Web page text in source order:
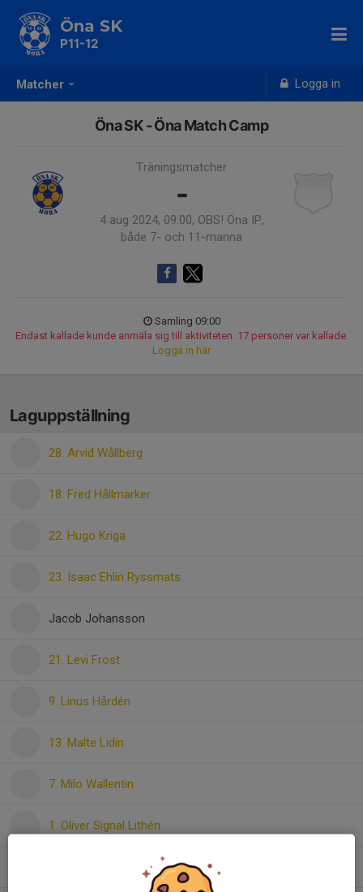
Matcher Logga in
Öna SK
P11-12
Öna SK - Öna Match Camp
Träningsmatcher
-
4 aug 2024, 09:00, OBS! Öna IP,
både 7- och 11-manna
Samling 09:00
Endast kallade kunde anmäla sig till aktiviteten. 17 personer var kallade.
Logga in här
Laguppställning
28. Arvid Wållberg
18. Fred Hållmarker
22. Hugo Kriga
23. Isaac Ehlin Ryssmats
Jacob Johansson
21. Levi Frost
9. Linus Hårdén
13. Malte Lidin
7. Milo Wallentin
1. Oliver Signal Lithén